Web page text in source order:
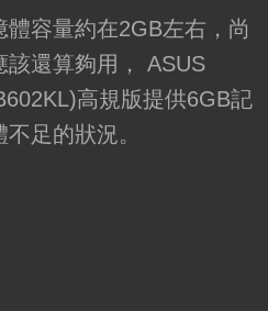
容量約在2GB左右，尚
還算夠用， ASUS
高規版提供6GB記
足的狀況。